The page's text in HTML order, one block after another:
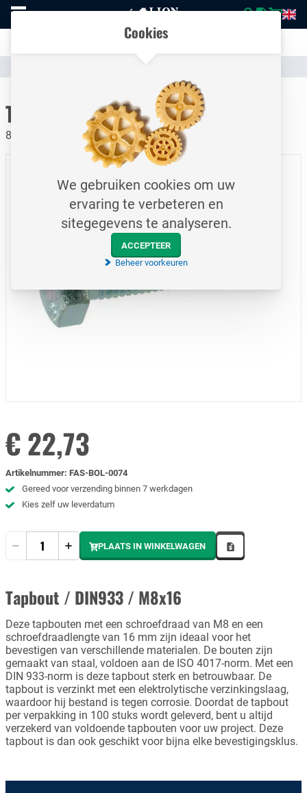
Naar
homepage
Transparante communicatie over kosten en verzendstatus
Tapbout / DIN933 / M8x16
8.8 / Elektrolytisch verzinkt
€ 22,73
Artikelnummer: FAS-BOL-0074
Gereed voor verzending binnen 7 werkdagen
Kies zelf uw leverdatum
PLAATS IN WINKELWAGEN
Tapbout / DIN933 / M8x16
Deze tapbouten met een schroefdraad van M8 en een
schroefdraadlengte van 16 mm zijn ideaal voor het
bevestigen van verschillende materialen. De bouten zijn
gemaakt van staal, voldoen aan de ISO 4017-norm. Met een
DIN 933-norm is deze tapbout sterk en betrouwbaar. De
tapbout is verzinkt met een elektrolytische verzinkingslaag,
waardoor hij bestand is tegen corrosie. Doordat de tapbout
per verpakking in 100 stuks wordt geleverd, bent u altijd
verzekerd van voldoende tapbouten voor uw project. Deze
tapbout is dan ook geschikt voor bijna elke bevestigingsklus.
Cookies
We gebruiken cookies om uw
ervaring te verbeteren en
sitegegevens te analyseren.
ACCEPTEER
Beheer voorkeuren